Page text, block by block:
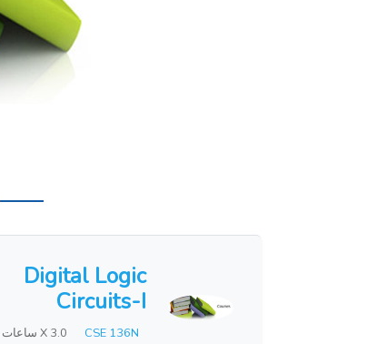
Digital Logic
Circuits-I
CSE 136N X 3.0 ساعات